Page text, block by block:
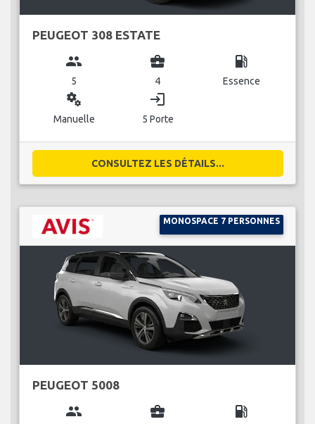
PEUGEOT 308 ESTATE
group
5
business_center
4
local_gas_station
Essence
miscellaneous_services
Manuelle
login
5 Porte
CONSULTEZ LES DÉTAILS...
MONOSPACE 7 PERSONNES
PEUGEOT 5008
group business_center local_gas_station